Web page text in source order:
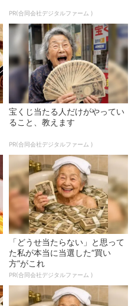
PR(合同会社デジタルファーム )
宝くじ当たる人だけがやってい
ること、教えます
PR(合同会社デジタルファーム )
「どうせ当たらない」と思って
た私が本当に当選した“買い
方”がこれ
PR(合同会社デジタルファーム )